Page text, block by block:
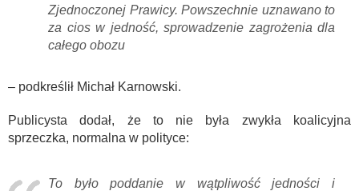
Zjednoczonej Prawicy. Powszechnie uznawano to
za cios w jedność, sprowadzenie zagrożenia dla
całego obozu
– podkreślił Michał Karnowski.
Publicysta dodał, że to nie była zwykła koalicyjna
sprzeczka, normalna w polityce:
To było poddanie w wątpliwość jedności i